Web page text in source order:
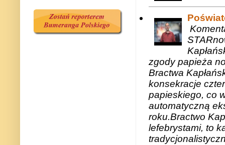
zgody papieża
Bractwa
konsekracje
papieskiego, co
automatyczną
roku.Bractwo
lefebrystami, to